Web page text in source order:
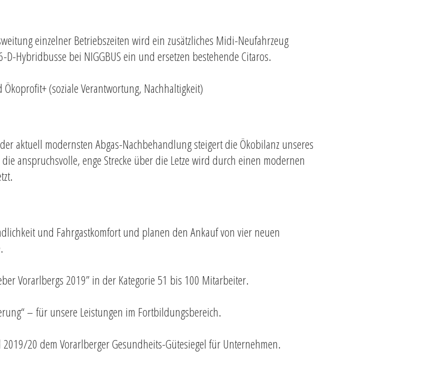
einzelner Betriebszeiten wird ein zusätzliches Midi-Neufahrzeug
D-Hybridbusse bei NIGGBUS ein und ersetzen bestehende Citaros.
(soziale Verantwortung, Nachhaltigkeit)
aktuell modernsten Abgas-Nachbehandlung steigert die Ökobilanz unseres
anspruchsvolle, enge Strecke über die Letze wird durch einen modernen
und Fahrgastkomfort und planen den Ankauf von vier neuen
Vorarlbergs 2019” in der Kategorie 51 bis 100 Mitarbeiter.
– für unsere Leistungen im Fortbildungsbereich.
20 dem Vorarlberger Gesundheits-Gütesiegel für Unternehmen.